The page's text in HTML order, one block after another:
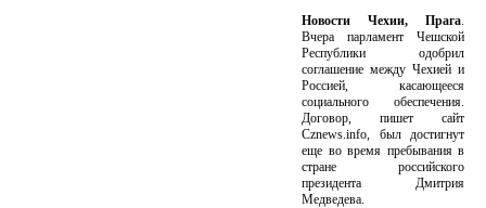
Новости Чехии, Прага.
Вчера парламент Чешской
Республики одобрил
соглашение между Чехией и
Россией, касающееся
социального обеспечения.
Договор, пишет сайт
Сznews.info, был достигнут
еще во время пребывания в
стране российского
президента Дмитрия
Медведева.